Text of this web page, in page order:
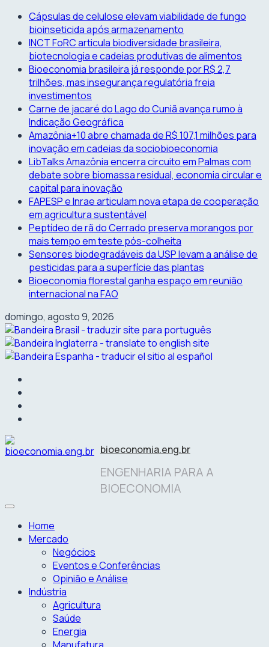
Skip
content
Cápsulas de celulose elevam viabilidade de fungo
bioinseticida após armazenamento
INCT FoRC articula biodiversidade brasileira,
biotecnologia e cadeias produtivas de alimentos
Bioeconomia brasileira já responde por R$ 2,7
trilhões, mas insegurança regulatória freia
investimentos
Carne de jacaré do Lago do Cuniã avança rumo à
Indicação Geográfica
Amazônia+10 abre chamada de R$ 107,1 milhões para
inovação em cadeias da sociobioeconomia
LibTalks Amazônia encerra circuito em Palmas com
debate sobre biomassa residual, economia circular e
capital para inovação
FAPESP e Inrae articulam nova etapa de cooperação
em agricultura sustentável
Peptídeo de rã do Cerrado preserva morangos por
mais tempo em teste pós-colheita
Sensores biodegradáveis da USP levam a análise de
pesticidas para a superfície das plantas
Bioeconomia florestal ganha espaço em reunião
internacional na FAO
domingo, agosto 9, 2026
bioeconomia.eng.br
ENGENHARIA PARA A
BIOECONOMIA
Home
Mercado
Negócios
Eventos e Conferências
Opinião e Análise
Indústria
Agricultura
Saúde
Energia